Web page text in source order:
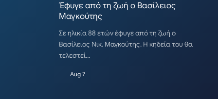
Έφυγε από τη ζωή ο Βασίλειος
Μαγκούτης
Σε ηλικία 88 ετών έφυγε από τη ζωή ο
Βασίλειος Νικ. Μαγκούτης. Η κηδεία του θα
τελεστεί…
Aug 7